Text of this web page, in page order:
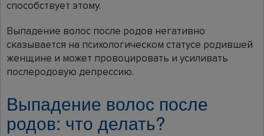
способствует этому.
Выпадение волос после родов негативно
сказывается на психологическом статусе родившей
женщине и может провоцировать и усиливать
послеродовую депрессию.
Выпадение волос после
родов: что делать?